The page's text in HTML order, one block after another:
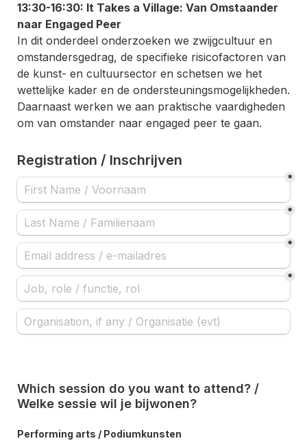
13:30-16:30: It Takes a Village: Van Omstaander
naar Engaged Peer
In dit onderdeel onderzoeken we zwijgcultuur en
omstandersgedrag, de specifieke risicofactoren van
de kunst- en cultuursector en schetsen we het
wettelijke kader en de ondersteuningsmogelijkheden.
Daarnaast werken we aan praktische vaardigheden
om van omstander naar engaged peer te gaan.
Registration / Inschrijven
*
*
*
*
Which session do you want to attend? /
Welke sessie wil je bijwonen?
Performing arts / Podiumkunsten